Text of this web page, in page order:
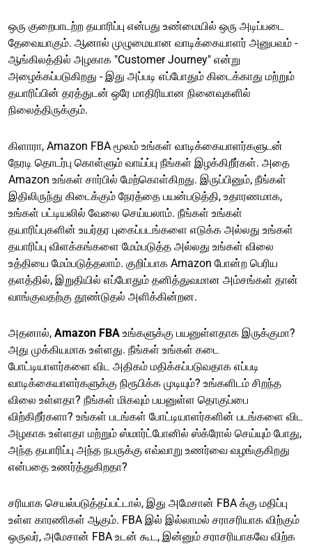
ஒரு குறைபாடற்ற தயாரிப்பு என்பது உண்மையில் ஒரு அடிப்படை
தேவையாகும். ஆனால் முழுமையான வாடிக்கையாளர் அனுபவம் -
ஆங்கிலத்தில் அழகாக "Customer Journey" என்று
அழைக்கப்படுகிறது - இது அப்படி எப்போதும் கிடைக்காது மற்றும்
தயாரிப்பின் தரத்துடன் ஒரே மாதிரியான நினைவுகளில்
நிலைத்திருக்கும்.
கிளாரா, Amazon FBA மூலம் உங்கள் வாடிக்கையாளர்களுடன்
நேரடி தொடர்பு கொள்ளும் வாய்ப்பு நீங்கள் இழக்கிறீர்கள். அதை
Amazon உங்கள் சார்பில் மேற்கொள்கிறது. இருப்பினும், நீங்கள்
இதிலிருந்து கிடைக்கும் நேரத்தை பயன்படுத்தி, உதாரணமாக,
உங்கள் பட்டியலில் வேலை செய்யலாம். நீங்கள் உங்கள்
தயாரிப்புகளின் உயர்தர புகைப்படங்களை எடுக்க அல்லது உங்கள்
தயாரிப்பு விளக்கங்களை மேம்படுத்த அல்லது உங்கள் விலை
உத்தியை மேம்படுத்தலாம். குறிப்பாக Amazon போன்ற பெரிய
தளத்தில், இறுதியில் எப்போதும் தனித்துவமான அம்சங்கள் தான்
வாங்குவதற்கு தூண்டுதல் அளிக்கின்றன.
அதனால், Amazon FBA உங்களுக்கு பயனுள்ளதாக இருக்குமா?
அது முக்கியமாக உள்ளது. நீங்கள் உங்கள் கடை
போட்டியாளர்களை விட அதிகம் மதிக்கப்படுவதாக எப்படி
வாடிக்கையாளர்களுக்கு நிரூபிக்க முடியும்? உங்களிடம் சிறந்த
விலை உள்ளதா? நீங்கள் மிகவும் பயனுள்ள தொகுப்பை
விற்கிறீர்களா? உங்கள் படங்கள் போட்டியாளர்களின் படங்களை விட
அழகாக உள்ளதா மற்றும் ஸ்மார்ட்போனில் ஸ்க்ரோல் செய்யும் போது,
அந்த தயாரிப்பு அந்த நபருக்கு எவ்வாறு உணர்வை வழங்குகிறது
என்பதை உணர்த்துகிறதா?
சரியாக செயல்படுத்தப்பட்டால், இது அமேசான் FBA க்கு மதிப்பு
உள்ள காரணிகள் ஆகும். FBA இல் இல்லாமல் சராசரியாக விற்கும்
ஒருவர், அமேசான் FBA உடன் கூட, இன்னும் சராசரியாகவே விற்க